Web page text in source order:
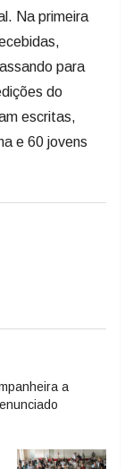
Na primeira
para
do
escritas,
e 60 jovens
a